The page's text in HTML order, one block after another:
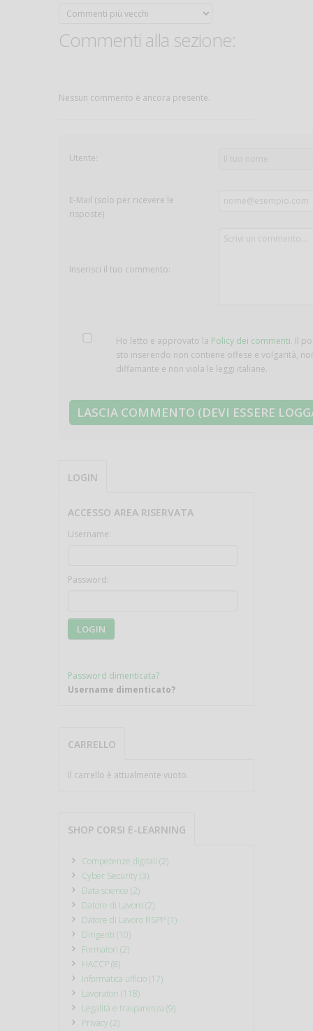
Commenti alla sezione:
Nessun commento è ancora presente.
Utente:
E-Mail (solo per ricevere le
risposte)
Inserisci il tuo commento:
Ho letto e approvato la Policy dei commenti. Il
sto inserendo non contiene offese e volgarità,
diffamante e non viola le leggi italiane.
LOGIN
ACCESSO AREA RISERVATA
Username:
Password:
LOGIN
Password dimenticata?
Username dimenticato?
CARRELLO
Il carrello è attualmente vuoto.
SHOP CORSI E-LEARNING
Competenze digitali (2)
Cyber Security (3)
Data science (2)
Datore di Lavoro (2)
Datore di Lavoro RSPP (1)
Dirigenti (10)
Formatori (2)
HACCP (8)
Informatica ufficio (17)
Lavoratori (118)
Legalità e trasparenza (9)
Privacy (2)